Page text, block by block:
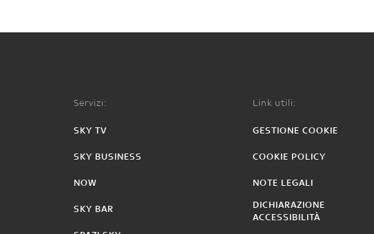
Servizi:
SKY TV
SKY BUSINESS
NOW
SKY BAR
Link utili:
GESTIONE COOKIE
COOKIE POLICY
NOTE LEGALI
DICHIARAZIONE
ACCESSIBILITÀ